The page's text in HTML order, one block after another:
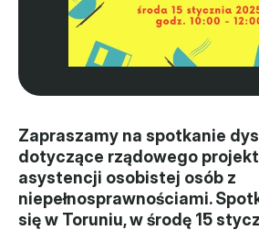
Historia i działania
Narzędzie samooceny
Projekty
XVII forum NGO
Zapraszamy na spotkanie
dotyczące rządowego
asystencji osobistej osób z
niepełnosprawnościami.
się w Toruniu, w środę 15